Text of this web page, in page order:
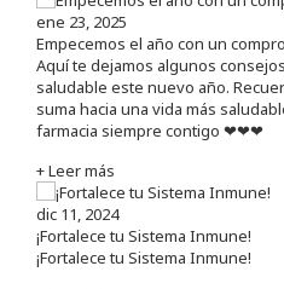
ene 23, 2025
Empecemos el año con un
Aquí te dejamos algunos
saludable este nuevo año.
suma hacia una vida más
farmacia siempre contigo ❤❤❤
+ Leer más
dic 11, 2024
¡Fortalece tu Sistema Inmune!
¡Fortalece tu Sistema Inmune!